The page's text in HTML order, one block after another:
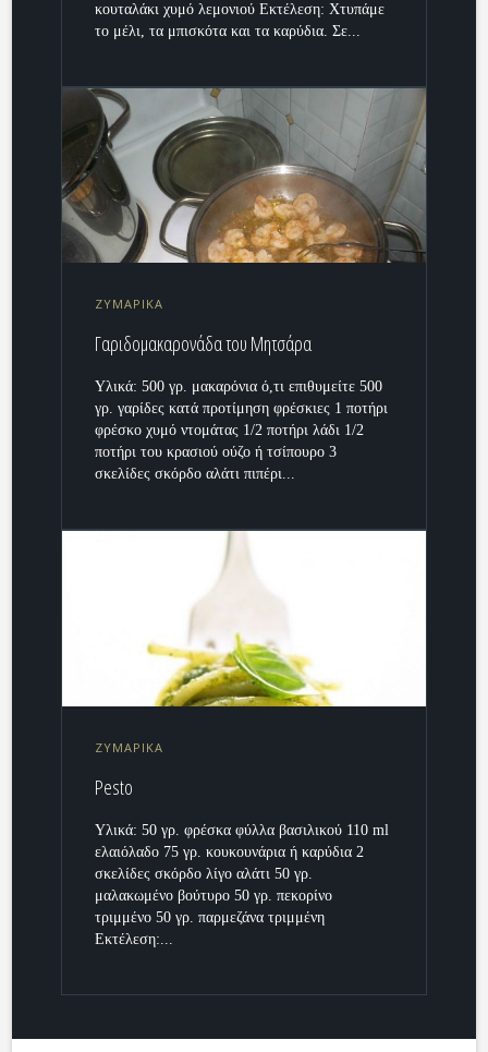
κουταλάκι χυμό λεμονιού Εκτέλεση: Χτυπάμε
το μέλι, τα μπισκότα και τα καρύδια. Σε...
ΖΥΜΑΡΙΚΑ
Γαριδομακαρονάδα του Μητσάρα
Υλικά: 500 γρ. μακαρόνια ό,τι επιθυμείτε 500
γρ. γαρίδες κατά προτίμηση φρέσκιες 1 ποτήρι
φρέσκο χυμό ντομάτας 1/2 ποτήρι λάδι 1/2
ποτήρι του κρασιού ούζο ή τσίπουρο 3
σκελίδες σκόρδο αλάτι πιπέρι...
ΖΥΜΑΡΙΚΑ
Pesto
Υλικά: 50 γρ. φρέσκα φύλλα βασιλικού 110 ml
ελαιόλαδο 75 γρ. κουκουνάρια ή καρύδια 2
σκελίδες σκόρδο λίγο αλάτι 50 γρ.
μαλακωμένο βούτυρο 50 γρ. πεκορίνο
τριμμένο 50 γρ. παρμεζάνα τριμμένη
Εκτέλεση:...